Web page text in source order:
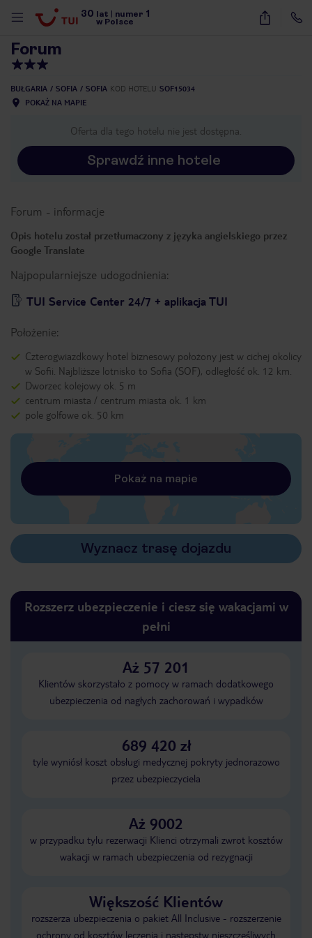
30 lat numer 1
w Polsce
40
Forum
BUŁGARIA SOFIA SOFIA KOD HOTELU SOF15034
POKAŻ NA MAPIE
Oferta dla tego hotelu nie jest dostępna.
Sprawdź inne hotele
Forum - informacje
Opis hotelu został przetłumaczony z języka angielskiego przez
Google Translate
Najpopularniejsze udogodnienia:
TUI Service Center 24/7 + aplikacja TUI
Położenie:
Czterogwiazdkowy hotel biznesowy położony jest w cichej okolicy
w Sofii. Najbliższe lotnisko to Sofia (SOF), odległość ok. 12 km.
Dworzec kolejowy ok. 5 m
centrum miasta / centrum miasta ok. 1 km
pole golfowe ok. 50 km
Pokaż na mapie
Wyznacz trasę dojazdu
Rozszerz ubezpieczenie i ciesz się wakacjami w
pełni
Aż 57 201
Klientów skorzystało z pomocy w ramach dodatkowego
ubezpieczenia od nagłych zachorowań i wypadków
689 420 zł
tyle wyniósł koszt obsługi medycznej pokryty jednorazowo
przez ubezpieczyciela
Aż 9002
w przypadku tylu rezerwacji Klienci otrzymali zwrot kosztów
wakacji w ramach ubezpieczenia od rezygnacji
Większość Klientów
rozszerza ubezpieczenia o pakiet All Inclusive - rozszerzenie
ochrony od kosztów leczenia i następstw nieszczęśliwych